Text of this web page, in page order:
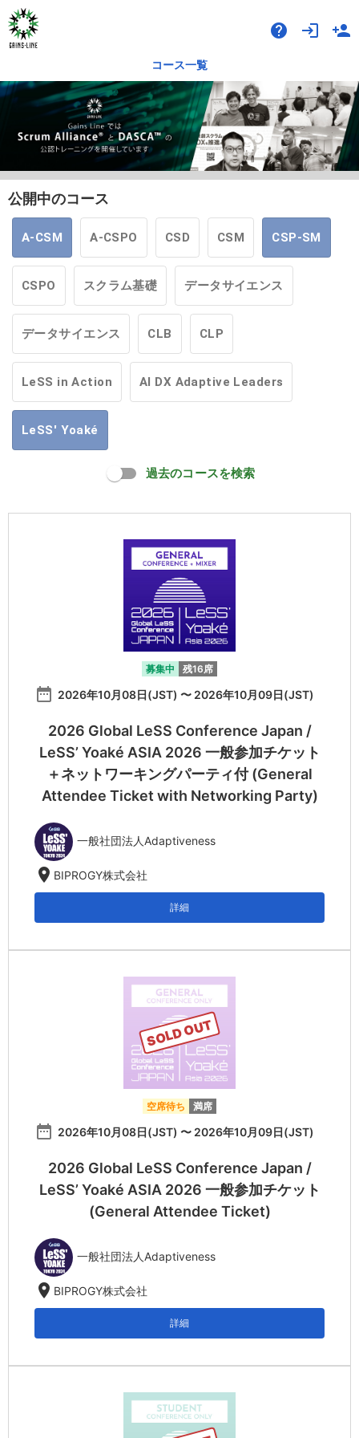
help login person_add
コース一覧
公開中のコース
A-CSM A-CSPO CSD CSM CSP-SM
CSPO スクラム基礎 データサイエンス
データサイエンス CLB CLP
LeSS in Action AI DX Adaptive Leaders
LeSS' Yoaké
過去のコースを検索
募集中 残16席
date_range 2026年10月08日(JST) 〜 2026年10月09日(JST)
2026 Global LeSS Conference Japan /
LeSS’ Yoaké ASIA 2026 一般参加チケット
＋ネットワーキングパーティ付 (General
Attendee Ticket with Networking Party)
一般社団法人Adaptiveness
location_on BIPROGY株式会社
詳細
SOLD OUT
空席待ち 満席
date_range 2026年10月08日(JST) 〜 2026年10月09日(JST)
2026 Global LeSS Conference Japan /
LeSS’ Yoaké ASIA 2026 一般参加チケット
(General Attendee Ticket)
一般社団法人Adaptiveness
location_on BIPROGY株式会社
詳細